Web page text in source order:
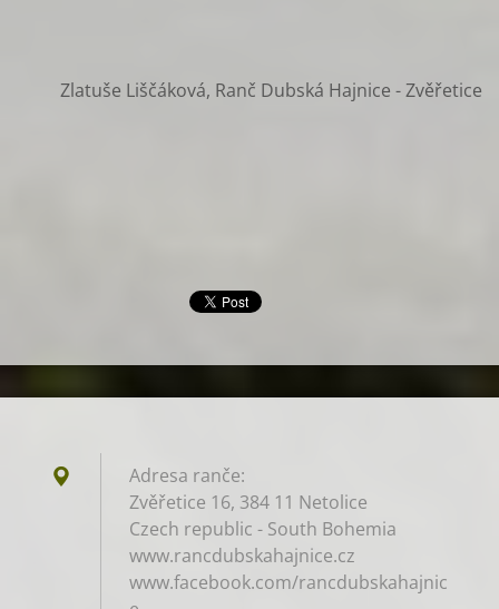
Zlatuše Liščáková, Ranč Dubská Hajnice - Zvěřetice
Adresa ranče:
Zvěřetice 16, 384 11 Netolice
Czech republic - South Bohemia
www.rancdubskahajnice.cz
www.facebook.com/rancdubskahajnic